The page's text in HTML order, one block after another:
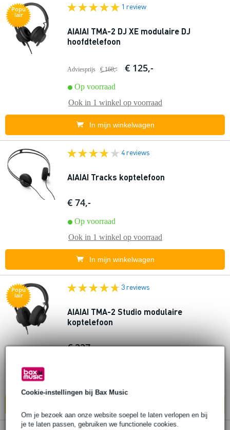
Cookie-instellingen bij Bax Music
Om je bezoek aan onze website soepel te laten verlopen en bij
je te laten passen, gebruiken we functionele cookies.
Popu
lair
1 review
AIAIAI TMA-2 DJ XE modulaire DJ
hoofdtelefoon
Adviesprijs € 168,- € 125,-
Op voorraad
Ook in 1 winkel op voorraad
In mijn winkelwagen
4 reviews
AIAIAI Tracks koptelefoon
€ 74,-
Op voorraad
Ook in 1 winkel op voorraad
In mijn winkelwagen
Popu
lair
3 reviews
AIAIAI TMA-2 Studio modulaire
koptelefoon
€ 227,-